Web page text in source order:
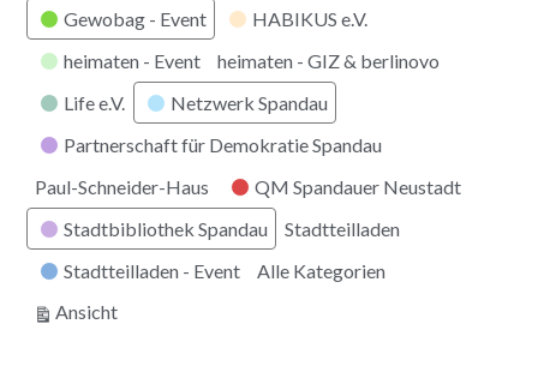
Gewobag - Event
HABIKUS e.V.
heimaten - Event
heimaten - GIZ & berlinovo
Life e.V.
Netzwerk Spandau
Partnerschaft für Demokratie Spandau
Paul-Schneider-Haus
QM Spandauer Neustadt
Stadtbibliothek Spandau
Stadtteilladen
Stadtteilladen - Event
Alle Kategorien
Ansichtausdrucken